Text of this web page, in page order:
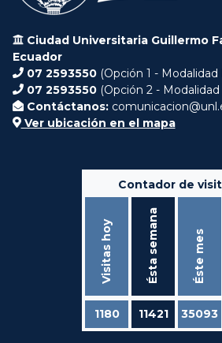
Ciudad Universitaria Guillermo
Ecuador
07 2593550 (Opción 1 - Modalidad
07 2593550 (Opción 2 -
Contáctanos:
Ver ubicación en el mapa
Contador de
Visitas hoy Ésta semana Éste mes
1180 11421 35093